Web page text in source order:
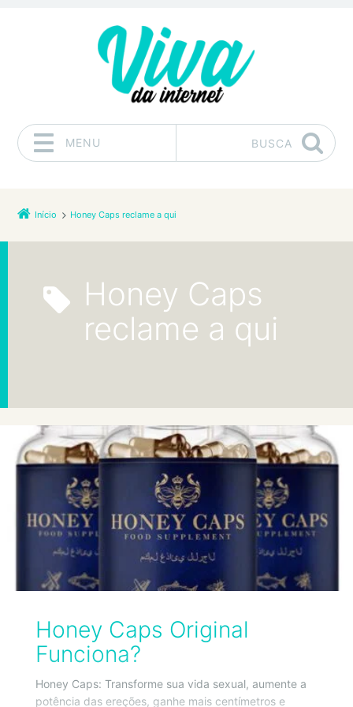
MENU BUSCA
Início Honey Caps reclame a qui
Honey Caps
reclame a qui
Honey Caps Original
Funciona?
Honey Caps: Transforme sua vida sexual, aumente a
potência das ereções, ganhe mais centímetros e